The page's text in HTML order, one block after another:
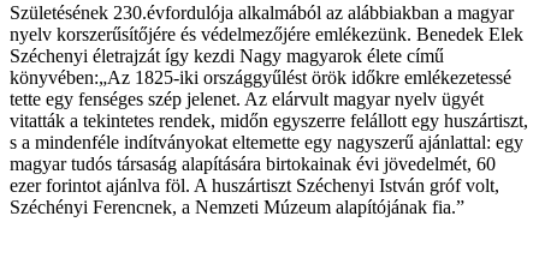
Születésének 230.évfordulója alkalmából az alábbiakban a magyar
nyelv korszerűsítőjére és védelmezőjére emlékezünk. Benedek Elek
Széchenyi életrajzát így kezdi Nagy magyarok élete című
könyvében:„Az 1825-iki országgyűlést örök időkre emlékezetessé
tette egy fenséges szép jelenet. Az elárvult magyar nyelv ügyét
vitatták a tekintetes rendek, midőn egyszerre felállott egy huszártiszt,
s a mindenféle indítványokat eltemette egy nagyszerű ajánlattal: egy
magyar tudós társaság alapítására birtokainak évi jövedelmét, 60
ezer forintot ajánlva föl. A huszártiszt Széchenyi István gróf volt,
Széchényi Ferencnek, a Nemzeti Múzeum alapítójának fia.”